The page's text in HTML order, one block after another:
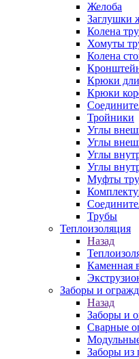
Желоба
Заглушки
Колена
Хомуты
Колена
Крюки
Крюки
Тройники
Углы
Углы
Углы
Углы
Муфты
Трубы
Теплоизоляция
Назад
Каменная
Заборы и
Назад
Заборы и
Сварные
Заборы из